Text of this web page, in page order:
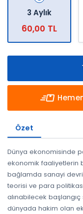
3 Aylık
60,00 TL
Özet
Dünya ekonomisinde
ekonomik faaliyetlerin
bağlamda sanayi
teorisi ve para
alınabilecek
dünyada hakim olan